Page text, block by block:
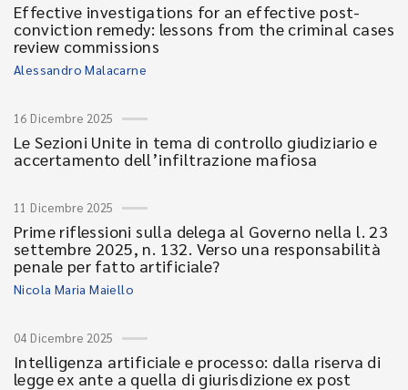
Effective investigations for an effective post-
conviction remedy: lessons from the criminal cases
review commissions
Alessandro Malacarne
16 Dicembre 2025
Le Sezioni Unite in tema di controllo giudiziario e
accertamento dell’infiltrazione mafiosa
11 Dicembre 2025
Prime riflessioni sulla delega al Governo nella l. 23
settembre 2025, n. 132. Verso una responsabilità
penale per fatto artificiale?
Nicola Maria Maiello
04 Dicembre 2025
Intelligenza artificiale e processo: dalla riserva di
legge ex ante a quella di giurisdizione ex post